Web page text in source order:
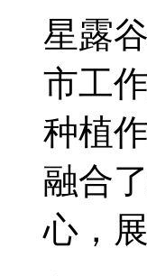
星露
市工
种植
融合
心，